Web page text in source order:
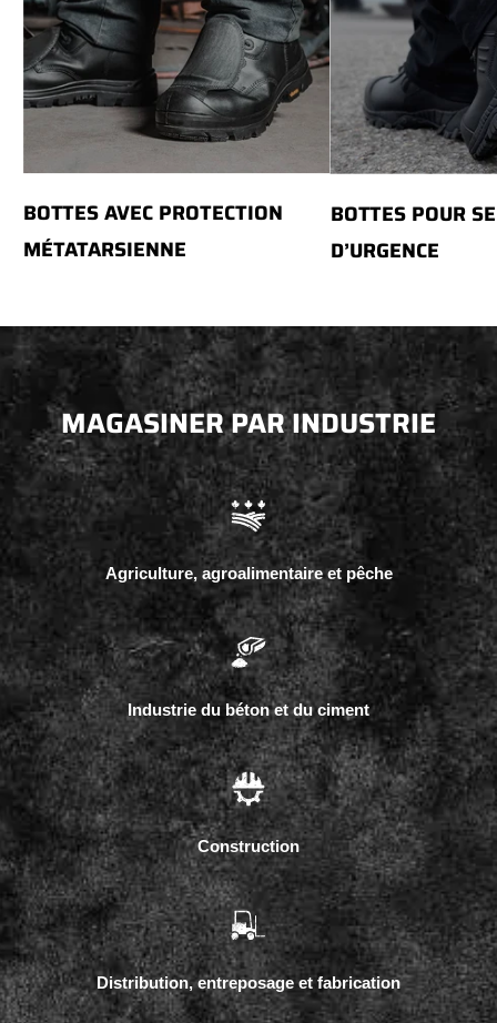
BOTTES AVEC PROTECTION
MÉTATARSIENNE
BOTTES POUR
D’URGENCE
MAGASINER PAR INDUSTRIE
Agriculture, agroalimentaire et pêche
Industrie du béton et du ciment
Construction
Distribution, entreposage et fabrication